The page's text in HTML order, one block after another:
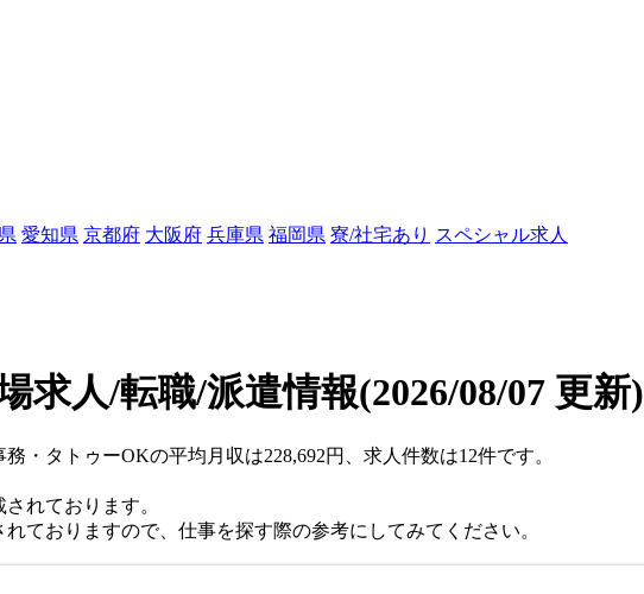
愛知県 京都府 大阪府 兵庫県 福岡県 寮/社宅あり スペシャル求人
求人/転職/派遣情報(2026/08/07 更新)
・タトゥーOKの平均月収は228,692円、求人件数は12件です。
れております。
ておりますので、仕事を探す際の参考にしてみてください。